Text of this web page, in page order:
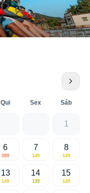
Qui Sex Sáb
1
6
399
7
149
8
149
13
149
14
139
15
149